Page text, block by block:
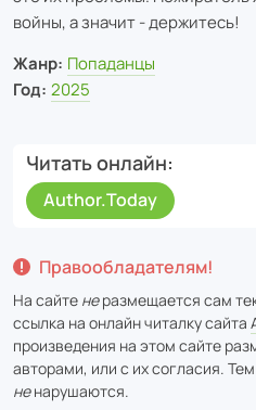
войны, а значит - держитесь!
Жанр: Попаданцы
Год: 2025
Читать онлайн
Author.Today
Правообладателям!
На сайте неразмещается сам
ссылка на онлайн читалку сайта
произведения на этом сайте
авторами, или с их согласия.
ненарушаются.